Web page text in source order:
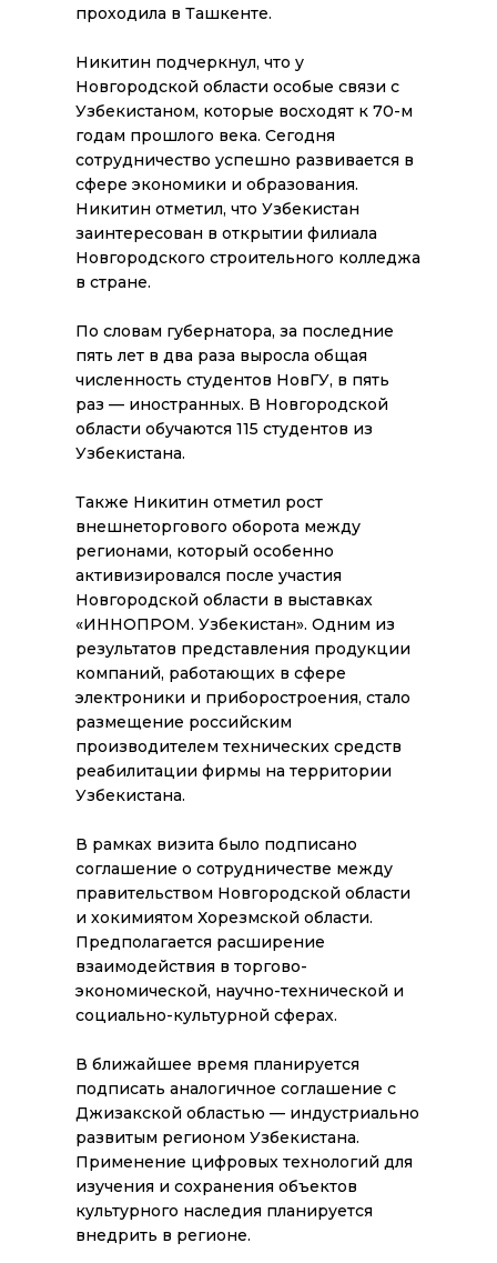
проходила в Ташкенте.
Никитин подчеркнул, что у
Новгородской области особые связи с
Узбекистаном, которые восходят к 70-м
годам прошлого века. Сегодня
сотрудничество успешно развивается в
сфере экономики и образования.
Никитин отметил, что Узбекистан
заинтересован в открытии филиала
Новгородского строительного колледжа
в стране.
По словам губернатора, за последние
пять лет в два раза выросла общая
численность студентов НовГУ, в пять
раз — иностранных. В Новгородской
области обучаются 115 студентов из
Узбекистана.
Также Никитин отметил рост
внешнеторгового оборота между
регионами, который особенно
активизировался после участия
Новгородской области в выставках
«ИННОПРОМ. Узбекистан». Одним из
результатов представления продукции
компаний, работающих в сфере
электроники и приборостроения, стало
размещение российским
производителем технических средств
реабилитации фирмы на территории
Узбекистана.
В рамках визита было подписано
соглашение о сотрудничестве между
правительством Новгородской области
и хокимиятом Хорезмской области.
Предполагается расширение
взаимодействия в торгово-
экономической, научно-технической и
социально-культурной сферах.
В ближайшее время планируется
подписать аналогичное соглашение с
Джизакской областью — индустриально
развитым регионом Узбекистана.
Применение цифровых технологий для
изучения и сохранения объектов
культурного наследия планируется
внедрить в регионе.